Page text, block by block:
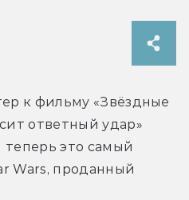
к фильму «Звёздные
теперь это самый
Wars, проданный